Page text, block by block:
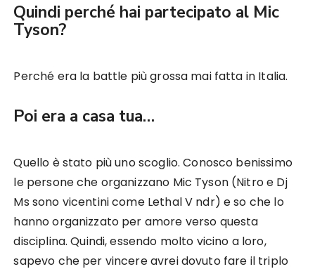
Quindi perché hai partecipato al Mic
Tyson?
Perché era la battle più grossa mai fatta in Italia.
Poi era a casa tua…
Quello è stato più uno scoglio. Conosco benissimo
le persone che organizzano Mic Tyson (Nitro e Dj
Ms sono vicentini come Lethal V ndr) e so che lo
hanno organizzato per amore verso questa
disciplina. Quindi, essendo molto vicino a loro,
sapevo che per vincere avrei dovuto fare il triplo